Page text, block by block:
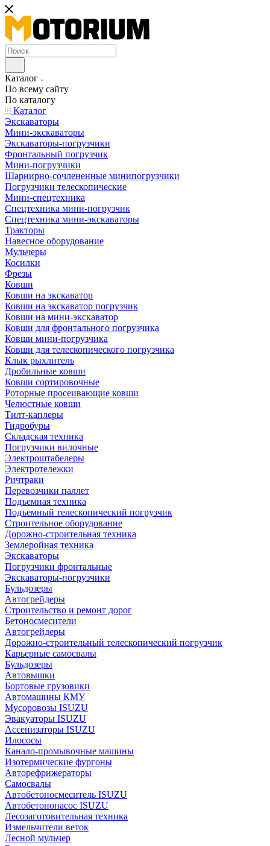
Каталог
По всему сайту
По каталогу
Каталог
Экскаваторы
Мини-экскаваторы
Экскаваторы-погрузчики
Фронтальный погрузчик
Мини-погрузчики
Шарнирно-сочлененные минипогрузчики
Погрузчики телескопические
Мини-спецтехника
Спецтехника мини-погрузчик
Спецтехника мини-экскаваторы
Тракторы
Навесное оборудование
Мульчеры
Косилки
Фрезы
Ковши
Ковши на экскаватор
Ковши на экскаватор погрузчик
Ковши на мини-экскаватор
Ковши для фронтального погрузчика
Ковши мини-погрузчика
Ковши для телескопического погрузчика
Клык рыхлитель
Дробильные ковши
Ковши сортировочные
Роторные просеивающие ковши
Челюстные ковши
Тилт-каплеры
Гидробуры
Складская техника
Погрузчики вилочные
Электроштабелеры
Электротележки
Ричтраки
Перевозчики паллет
Подъемная техника
Подъемный телескопический погрузчик
Строительное оборудование
Дорожно-строительная техника
Землеройная техника
Экскаваторы
Погрузчики фронтальные
Экскаваторы-погрузчики
Бульдозеры
Автогрейдеры
Строительство и ремонт дорог
Бетоносмесители
Автогрейдеры
Дорожно-строительный телескопический погрузчик
Карьерные самосвалы
Бульдозеры
Автовышки
Бортовые грузовики
Автомашины КМУ
Мусоровозы ISUZU
Эвакуаторы ISUZU
Ассенизаторы ISUZU
Илососы
Канало-промывочные машины
Изотермические фургоны
Авторефрижераторы
Самосвалы
Автобетоносмеситель ISUZU
Автобетононасос ISUZU
Лесозаготовительная техника
Измельчители веток
Лесной мульчер